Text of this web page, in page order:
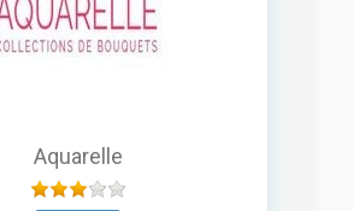
Aquarelle